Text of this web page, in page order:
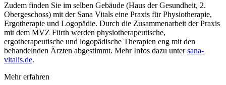
Zudem finden Sie im selben Gebäude (Haus der Gesundheit, 2.
Obergeschoss) mit der Sana Vitals eine Praxis für Physiotherapie,
Ergotherapie und Logopädie. Durch die Zusammenarbeit der Praxis
mit dem MVZ Fürth werden physiotherapeutische,
ergotherapeutische und logopädische Therapien eng mit den
behandelnden Ärzten abgestimmt. Mehr Infos dazu untersana-
vitalis.de.
Mehr erfahren